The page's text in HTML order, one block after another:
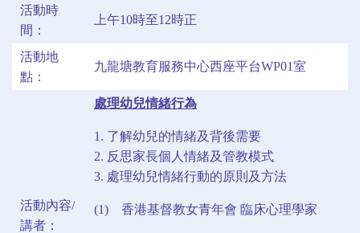
活動時
間：
上午10時至12時正
活動地
點：
九龍塘教育服務中心西座平台WP01室
活動內容/
講者：
處理幼兒情緒行為
1. 了解幼兒的情緒及背後需要
2. 反思家長個人情緒及管教模式
3. 處理幼兒情緒行動的原則及方法
(1) 香港基督教女青年會 臨床心理學家